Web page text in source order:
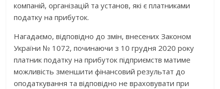
компаній, організацій та установ, які є платниками
податку на прибуток.
Нагадаємо, відповідно до змін, внесених Законом
України № 1072, починаючи з 10 грудня 2020 року
платник податку на прибуток підприємств матиме
можливість зменшити фінансовий результат до
оподаткування та відповідно не враховувати при